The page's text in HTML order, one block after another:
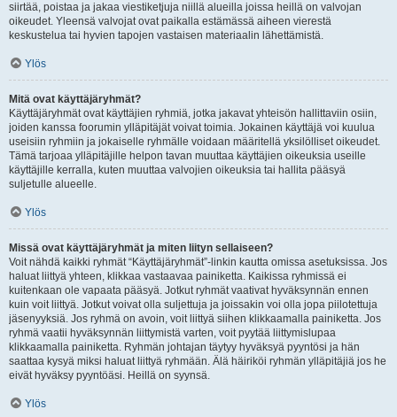
siirtää, poistaa ja jakaa viestiketjuja niillä alueilla joissa heillä on valvojan
oikeudet. Yleensä valvojat ovat paikalla estämässä aiheen vierestä
keskustelua tai hyvien tapojen vastaisen materiaalin lähettämistä.
Ylös
Mitä ovat käyttäjäryhmät?
Käyttäjäryhmät ovat käyttäjien ryhmiä, jotka jakavat yhteisön hallittaviin osiin,
joiden kanssa foorumin ylläpitäjät voivat toimia. Jokainen käyttäjä voi kuulua
useisiin ryhmiin ja jokaiselle ryhmälle voidaan määritellä yksilölliset oikeudet.
Tämä tarjoaa ylläpitäjille helpon tavan muuttaa käyttäjien oikeuksia useille
käyttäjille kerralla, kuten muuttaa valvojien oikeuksia tai hallita pääsyä
suljetulle alueelle.
Ylös
Missä ovat käyttäjäryhmät ja miten liityn sellaiseen?
Voit nähdä kaikki ryhmät “Käyttäjäryhmät”-linkin kautta omissa asetuksissa. Jos
haluat liittyä yhteen, klikkaa vastaavaa painiketta. Kaikissa ryhmissä ei
kuitenkaan ole vapaata pääsyä. Jotkut ryhmät vaativat hyväksynnän ennen
kuin voit liittyä. Jotkut voivat olla suljettuja ja joissakin voi olla jopa piilotettuja
jäsenyyksiä. Jos ryhmä on avoin, voit liittyä siihen klikkaamalla painiketta. Jos
ryhmä vaatii hyväksynnän liittymistä varten, voit pyytää liittymislupaa
klikkaamalla painiketta. Ryhmän johtajan täytyy hyväksyä pyyntösi ja hän
saattaa kysyä miksi haluat liittyä ryhmään. Älä häiriköi ryhmän ylläpitäjiä jos he
eivät hyväksy pyyntöäsi. Heillä on syynsä.
Ylös